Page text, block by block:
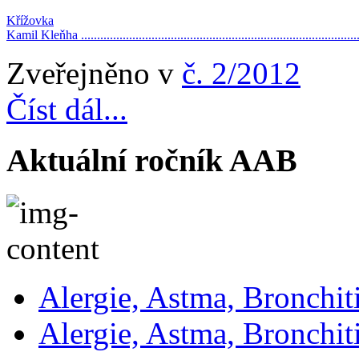
Křížovka
Kamil Kleňha
Zveřejněno v č. 2/2012
Číst dál...
Aktuální ročník AAB
Alergie, Astma,
Alergie, Astma,